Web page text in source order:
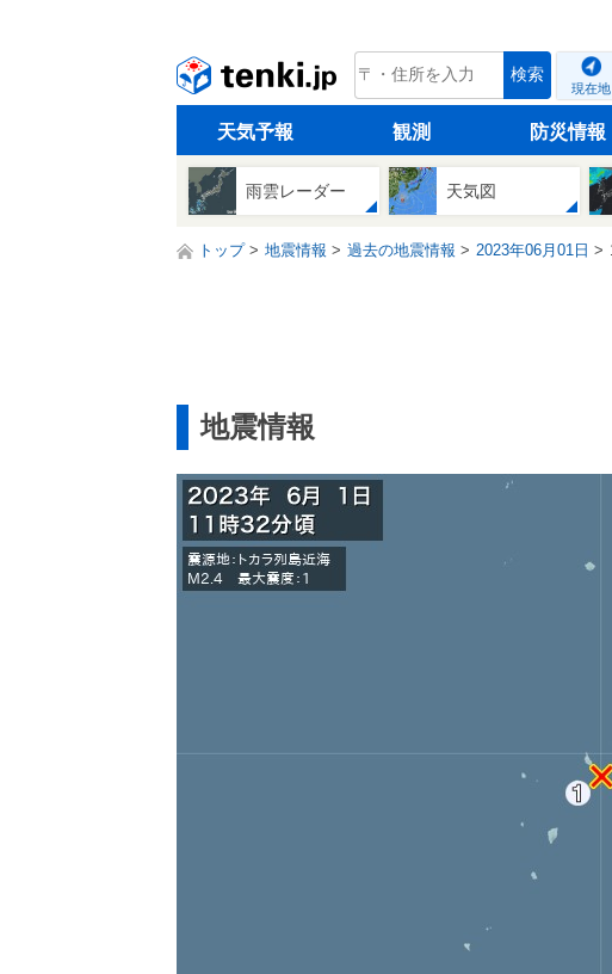
tenki.jp 検索
現在地
天気予報 観測 防災情報
雨雲レーダー 天気図
トップ 地震情報 過去の地震情報 2023年06月01日
地震情報